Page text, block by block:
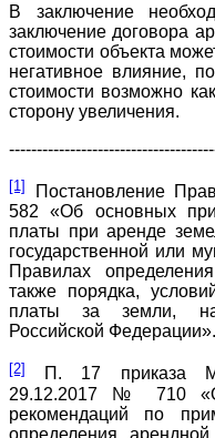
В заключение
заключение договора
стоимости объекта
негативное влияние,
стоимости возможно
сторону увеличения.
[1]
Постановление
582 «Об основных
платы при аренде
государственной или
Правилах
также порядка,
платы за земли,
Российской Федерации».
[2]
П. 17 приказа
29.12.2017 № 710
рекомендаций по
определения